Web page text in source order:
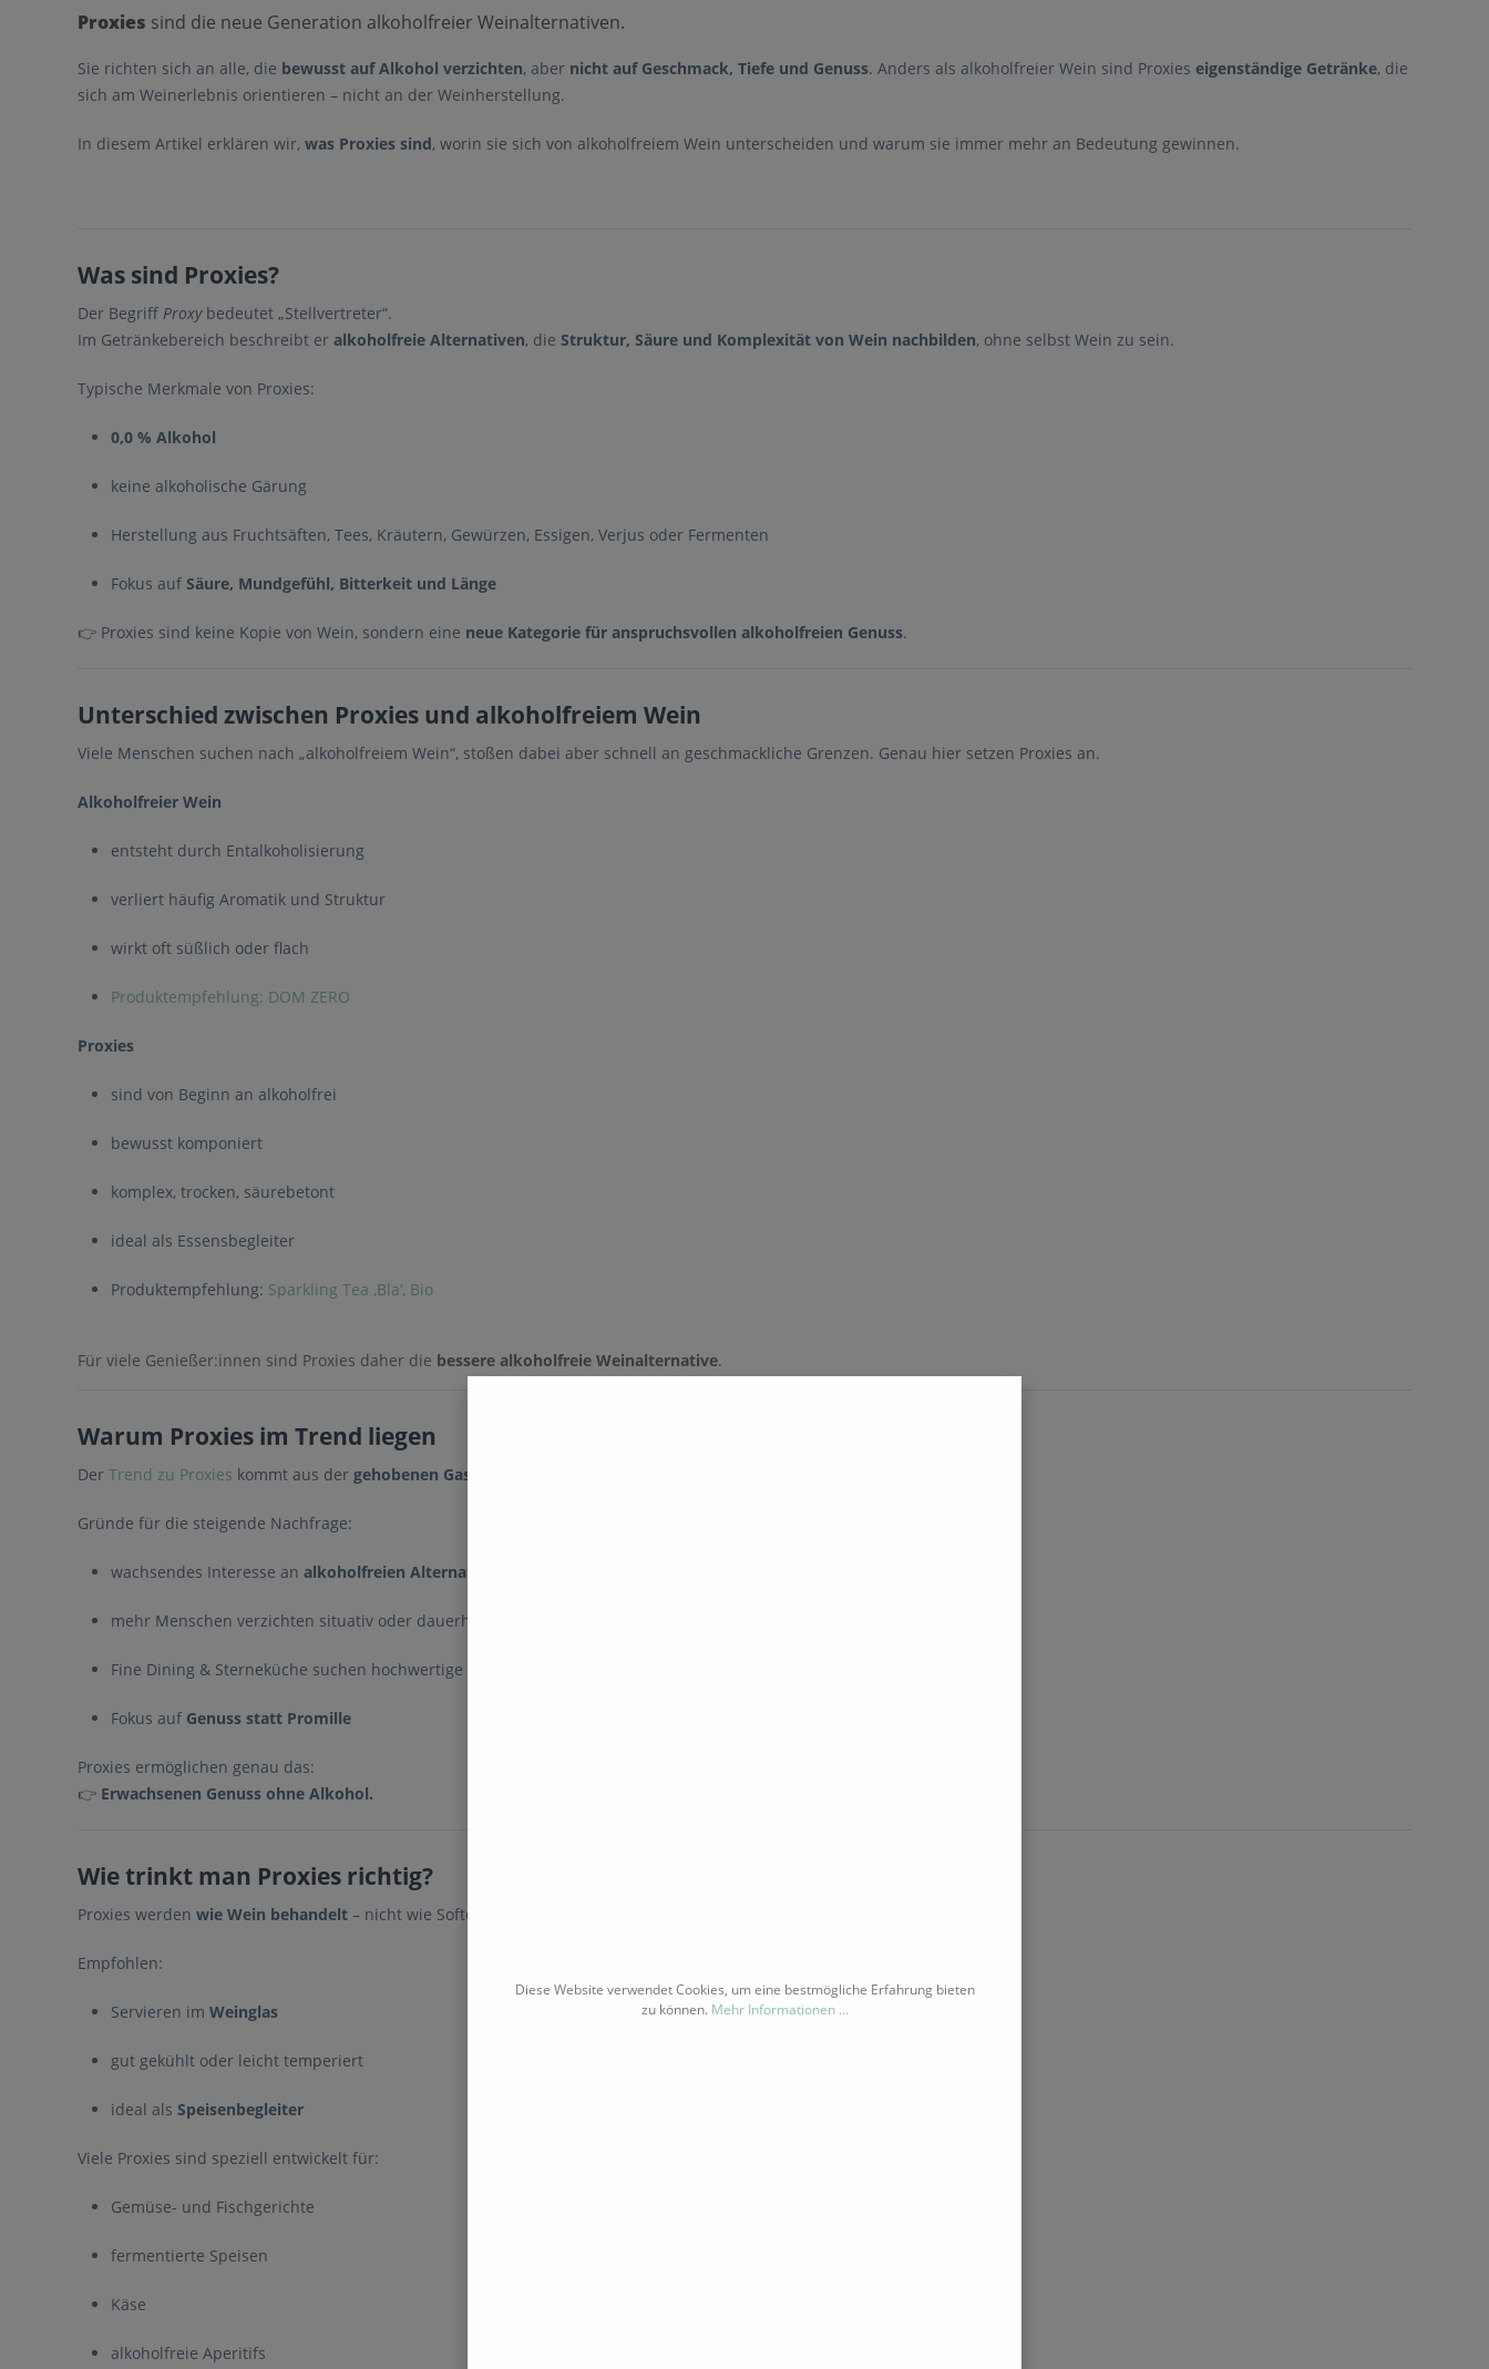
Proxies sind die neue Generation alkoholfreier Weinalternativen.
Sie richten sich an alle, die bewusst auf Alkohol verzichten, aber nicht auf Geschmack, Tiefe und Genuss. Anders als alkoholfreier Wein sind Proxies eigenständige Getränke, die
sich am Weinerlebnis orientieren – nicht an der Weinherstellung.
In diesem Artikel erklären wir, was Proxies sind, worin sie sich von alkoholfreiem Wein unterscheiden und warum sie immer mehr an Bedeutung gewinnen.
Was sind Proxies?
Der Begriff Proxybedeutet „Stellvertreter“.
Im Getränkebereich beschreibt er alkoholfreie Alternativen, die Struktur, Säure und Komplexität von Wein nachbilden, ohne selbst Wein zu sein.
Typische Merkmale von Proxies:
0,0 % Alkohol
keine alkoholische Gärung
Herstellung aus Fruchtsäften, Tees, Kräutern, Gewürzen, Essigen, Verjus oder Fermenten
Fokus auf Säure, Mundgefühl, Bitterkeit und Länge
👉 Proxies sind keine Kopie von Wein, sondern eine neue Kategorie für anspruchsvollen alkoholfreien Genuss.
Unterschied zwischen Proxies und alkoholfreiem Wein
Viele Menschen suchen nach „alkoholfreiem Wein“, stoßen dabei aber schnell an geschmackliche Grenzen. Genau hier setzen Proxies an.
Alkoholfreier Wein
entsteht durch Entalkoholisierung
verliert häufig Aromatik und Struktur
wirkt oft süßlich oder flach
Produktempfehlung: DOM ZERO
Proxies
sind von Beginn an alkoholfrei
bewusst komponiert
komplex, trocken, säurebetont
ideal als Essensbegleiter
Produktempfehlung: Sparkling Tea ,Bla‘, Bio
Für viele Genießer:innen sind Proxies daher die bessere alkoholfreie Weinalternative.
Warum Proxies im Trend liegen
Der Trend zu Proxies kommt aus der gehobenen Gastronomie
Gründe für die steigende Nachfrage:
wachsendes Interesse an alkoholfreien Alternativen
mehr Menschen verzichten situativ oder dauerhaft auf Alkohol
Fine Dining & Sterneküche suchen hochwertige Begleiter ohne Alkohol
Fokus auf Genuss statt Promille
Proxies ermöglichen genau das:
👉 Erwachsenen Genuss ohne Alkohol.
Wie trinkt man Proxies richtig?
Proxies werden wie Wein behandelt – nicht wie Softdrinks.
Empfohlen:
Servieren im Weinglas
gut gekühlt oder leicht temperiert
ideal als Speisenbegleiter
Viele Proxies sind speziell entwickelt für:
Gemüse- und Fischgerichte
fermentierte Speisen
Käse
alkoholfreie Aperitifs
Diese Website verwendet Cookies, um eine bestmögliche Erfahrung bieten
zu können. Mehr Informationen ...